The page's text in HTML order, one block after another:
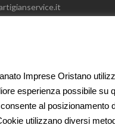
Imprese Oristano
esperienza possibile su
al posizionamento
utilizzano diversi